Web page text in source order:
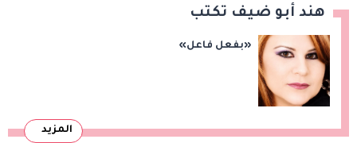
هند أبو ضيف تكتب
«بفعل فاعل»
المزيد